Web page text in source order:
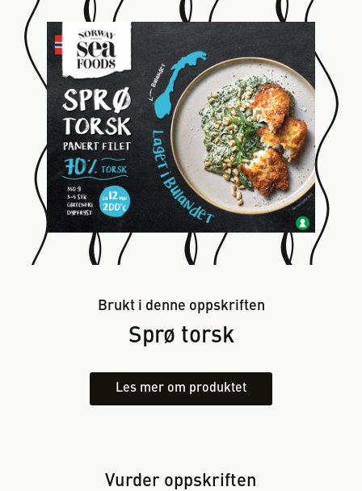
Brukt i denne oppskriften
Sprø torsk
Les mer om produktet
Vurder oppskriften